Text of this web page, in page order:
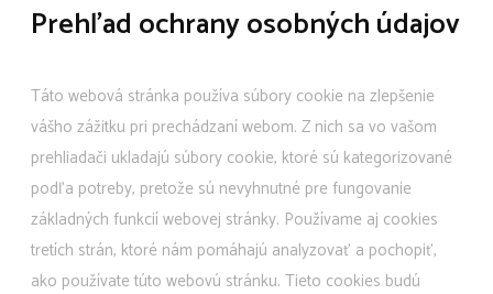
Prehľad ochrany osobných údajov
Táto webová stránka používa súbory cookie na zlepšenie
vášho zážitku pri prechádzaní webom. Z nich sa vo vašom
prehliadači ukladajú súbory cookie, ktoré sú kategorizované
podľa potreby, pretože sú nevyhnutné pre fungovanie
základných funkcií webovej stránky. Používame aj cookies
tretích strán, ktoré nám pomáhajú analyzovať a pochopiť,
ako používate túto webovú stránku. Tieto cookies budú